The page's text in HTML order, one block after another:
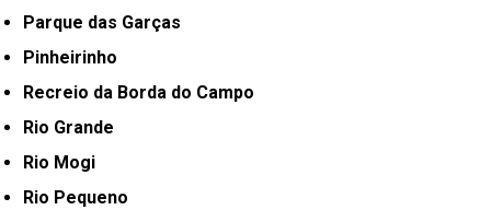
Parque das Garças
Pinheirinho
Recreio da Borda do Campo
Rio Grande
Rio Mogi
Rio Pequeno